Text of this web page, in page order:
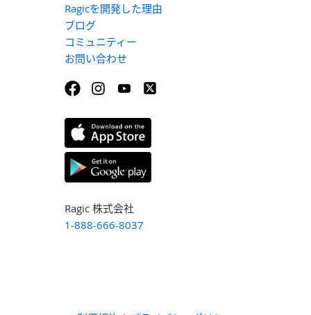
Ragicを開発した理由
ブログ
コミュニティー
お問い合わせ
Ragic 株式会社
1-888-666-8037